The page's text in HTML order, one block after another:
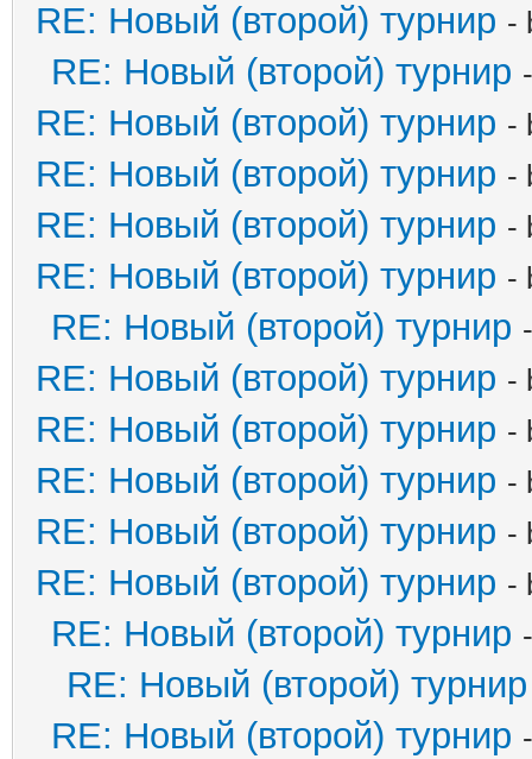
RE: Новый (второй) турнир -
RE: Новый (второй) турнир
RE: Новый (второй) турнир -
RE: Новый (второй) турнир -
RE: Новый (второй) турнир -
RE: Новый (второй) турнир -
RE: Новый (второй) турнир
RE: Новый (второй) турнир -
RE: Новый (второй) турнир -
RE: Новый (второй) турнир -
RE: Новый (второй) турнир -
RE: Новый (второй) турнир -
RE: Новый (второй) турнир
RE: Новый (второй) турнир
RE: Новый (второй) турнир